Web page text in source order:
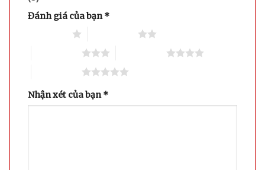
Đánh giá của bạn*
Nhận xét của bạn *